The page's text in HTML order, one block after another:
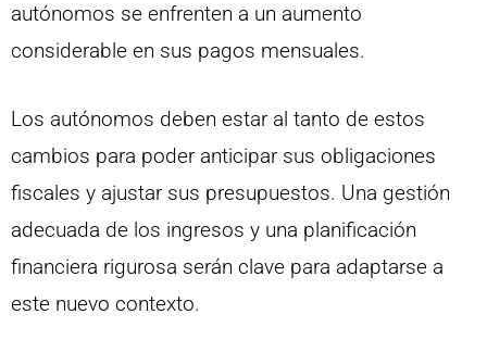
autónomos se enfrenten a un aumento
considerable en sus pagos mensuales.
Los autónomos deben estar al tanto de estos
cambios para poder anticipar sus obligaciones
fiscales y ajustar sus presupuestos. Una gestión
adecuada de los ingresos y una planificación
financiera rigurosa serán clave para adaptarse a
este nuevo contexto.